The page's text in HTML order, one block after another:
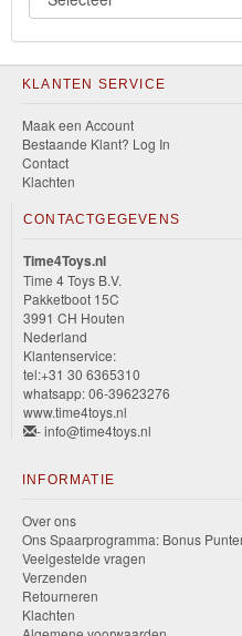
KLANTEN SERVICE
Maak een Account
Bestaande Klant? Log In
Contact
Klachten
CONTACTGEGEVENS
Time4Toys.nl
Time 4 Toys B.V.
Pakketboot 15C
3991 CH Houten
Nederland
Klantenservice:
tel:+31 30 6365310
whatsapp: 06-39623276
www.time4toys.nl
- info@time4toys.nl
INFORMATIE
Over ons
Ons Spaarprogramma: Bonus
Veelgestelde vragen
Verzenden
Retourneren
Klachten